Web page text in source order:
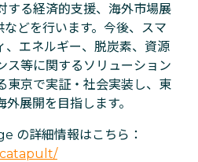
する経済的支援、海外市場展
どを行います。今後、スマ
、エネルギー、脱炭素、資源
ス等に関するソリューション
東京で実証・社会実装し、東
展開を目指します。
の詳細情報はこちら：